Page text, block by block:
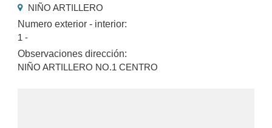
NIÑO ARTILLERO
Numero exterior - interior:
1 -
Observaciones dirección:
NIÑO ARTILLERO NO.1 CENTRO